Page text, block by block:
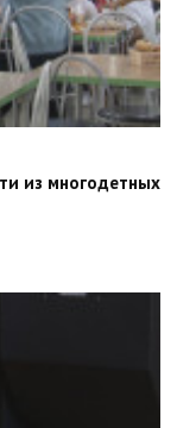
из многодетных